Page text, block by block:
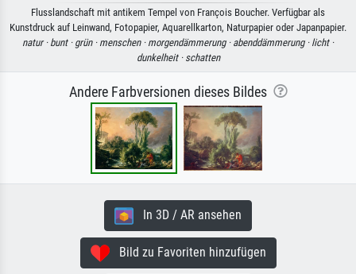
Flusslandschaft mit antikem Tempel von François Boucher. Verfügbar als
Kunstdruck auf Leinwand, Fotopapier, Aquarellkarton, Naturpapier oder Japanpapier.
natur · bunt · grün · menschen · morgendämmerung · abenddämmerung · licht ·
dunkelheit · schatten
Andere Farbversionen dieses Bildes
In 3D / AR ansehen
Bild zu Favoriten hinzufügen